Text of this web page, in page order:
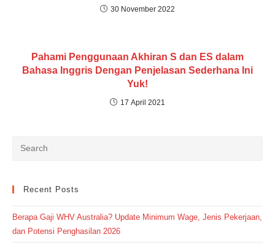
30 November 2022
Pahami Penggunaan Akhiran S dan ES dalam
Bahasa Inggris Dengan Penjelasan Sederhana Ini
Yuk!
17 April 2021
Recent Posts
Berapa Gaji WHV Australia? Update Minimum Wage, Jenis Pekerjaan,
dan Potensi Penghasilan 2026